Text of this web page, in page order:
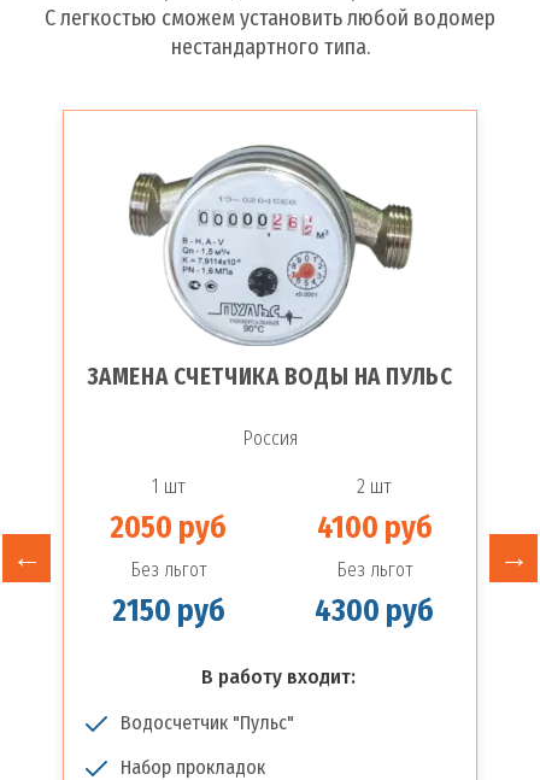
С легкостью сможем установить любой водомер
нестандартного типа.
ЗАМЕНА СЧЕТЧИКА ВОДЫ НА ПУЛЬС
Россия
1 шт 2 шт
2050 руб 4100 руб
Без льгот Без льгот
2150 руб 4300 руб
В работу входит:
Водосчетчик "Пульс"
Набор прокладок